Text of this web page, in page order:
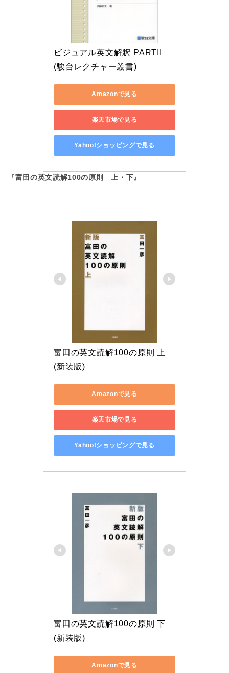
ビジュアル英文解釈 PARTII
(駿台レクチャー叢書)
Amazonで見る
楽天市場で見る
Yahoo!ショッピングで見る
『富田の英文読解100の原則 上・下』
富田の英文読解100の原則 上
(新装版)
Amazonで見る
楽天市場で見る
Yahoo!ショッピングで見る
富田の英文読解100の原則 下
(新装版)
Amazonで見る